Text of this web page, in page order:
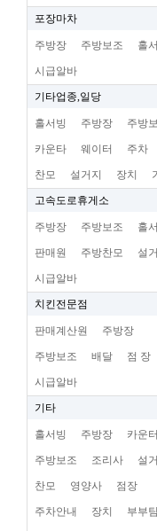
포장마차
주방장 주방보조 홀
시급알바
기타업종,일당
홀서빙 주방장 주방
카운타 웨이터 주차
찬모 설거지 장치
고속도로휴게소
주방장 주방보조 홀
판매원 주방찬모 설
시급알바
치킨전문점
판매계산원 주방장
주방보조 배달 점 장
시급알바
기타
홀서빙 주방장 카운터
주방보조 조리사 설
찬모 영양사 점장
주차안내 장치 부부팀